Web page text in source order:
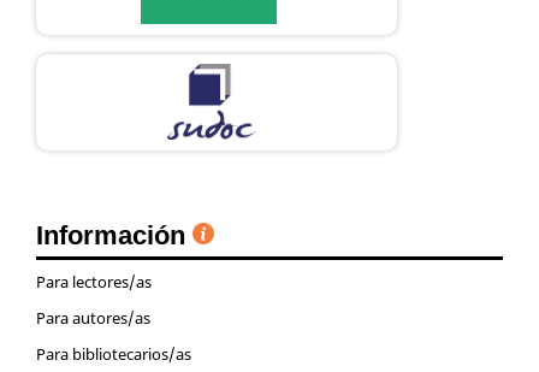
Información
Para lectores/as
Para autores/as
Para bibliotecarios/as